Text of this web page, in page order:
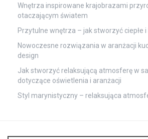
Wnętrza inspirowane krajobrazami
otaczającym światem
Przytulne wnętrza – jak stworzyć ciepłe
Nowoczesne rozwiązania w aranżacji
design
Jak stworzyć relaksującą atmosferę w
dotyczące oświetlenia i aranżacji
Styl marynistyczny – relaksująca